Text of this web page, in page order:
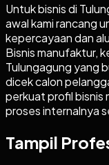
Untuk bisnis di
awal kami rancang
kepercayaan dan
Bisnis manufaktur,
Tulungagung yang
dicek calon
perkuat profil bisnis
proses internalnya
Tampil